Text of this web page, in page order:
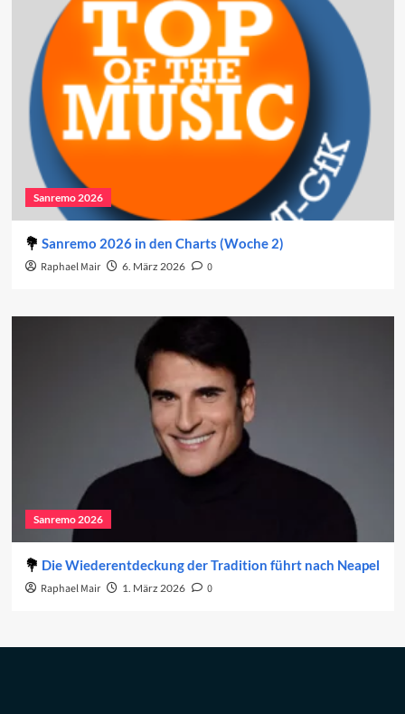
Sanremo 2026
Sanremo 2026 in den Charts (Woche 2)
Raphael Mair 6. März 2026 0
Sanremo 2026
Die Wiederentdeckung der Tradition führt nach Neapel
Raphael Mair 1. März 2026 0